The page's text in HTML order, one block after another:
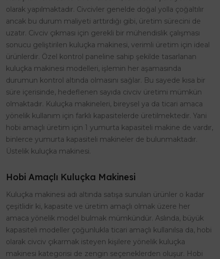
olarak yapılmaktadır. Civcivler genelde doğal yolla çoğaltılır
ancak bu durum maliyeti arttırdığı gibi, üretim sürecini de
uzatır. Civciv çıkması için gerekli bir mühendislik çalışması
sonucu geliştirilen kuluçka makinesi, verimli üretim için ideal
ürünlerdir. Özel kontrol paneline sahip şekilde tasarlanan
kuluçka makinesi modelleri, işlemin her aşamasında
durumun kontrol altında olmasını sağlar. Bu sayede kısa bir
süre içerisinde, hedeflenen sayıda civciv üretimi mümkün
olmaktadır. Kuluçka makineleri, bireysel ya da ticari amaca
yönelik kullanım için farklı kapasitelerde üretilmektedir. Yani
hobi amaçlı üretim için 1 yumurta kapasiteli makine de vardır,
binlerce yumurta kapasiteli makineler de bulunmaktadır.
Üstelik kuluçka makinesi.
Hobi Amaçlı Kuluçka Makinesi
Kuluçka makinesi adı altında satışa sunulan ürünler o kadar
çeşitlidir ki, kapasite ve üretim amaçlı olmak üzere her
amaca yönelik model bulmak mümkündür. Aslında, büyük
kapasiteli modeller çoğunlukla ticari amaçlı kullanılsa da, hobi
olarak civciv çıkarmak isteyen kişilere yönelik kuluçka
makinesi kategorisi de zengin seçeneklerden oluşur. Hobi